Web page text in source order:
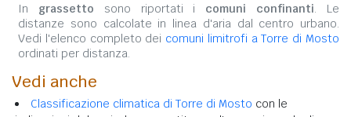
In grassetto sono riportati i comuni confinanti. Le
distanze sono calcolate in linea d'aria dal centro urbano.
Vedi l'elenco completo dei comuni limitrofi a Torre di Mosto
ordinati per distanza.
Vedi anche
Classificazione climatica di Torre di Mosto con le